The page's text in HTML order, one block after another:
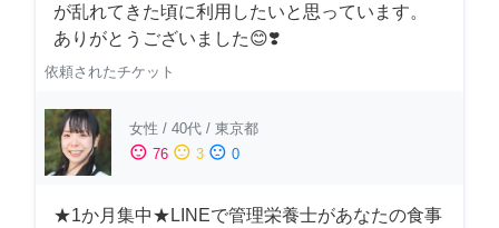
が乱れてきた頃に利用したいと思っています。
ありがとうございました😊❣️
依頼されたチケット
女性 / 40代 / 東京都
sentiment_satisfied 76 sentiment_neutral 3 sentiment_dissatisfied 0
★1か月集中★LINEで管理栄養士があなたの食事